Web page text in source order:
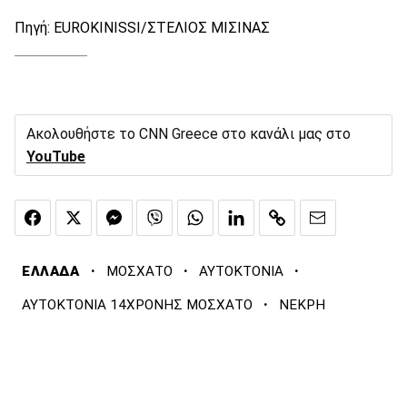
Πηγή: EUROKINISSI/ΣΤΕΛΙΟΣ ΜΙΣΙΝΑΣ
Ακολουθήστε το CNN Greece στο κανάλι μας στο
YouTube
ΕΛΛΑΔΑ · ΜΟΣΧΑΤΟ · ΑΥΤΟΚΤΟΝΙΑ ·
ΑΥΤΟΚΤΟΝΙΑ 14ΧΡΟΝΗΣ ΜΟΣΧΑΤΟ · ΝΕΚΡΗ